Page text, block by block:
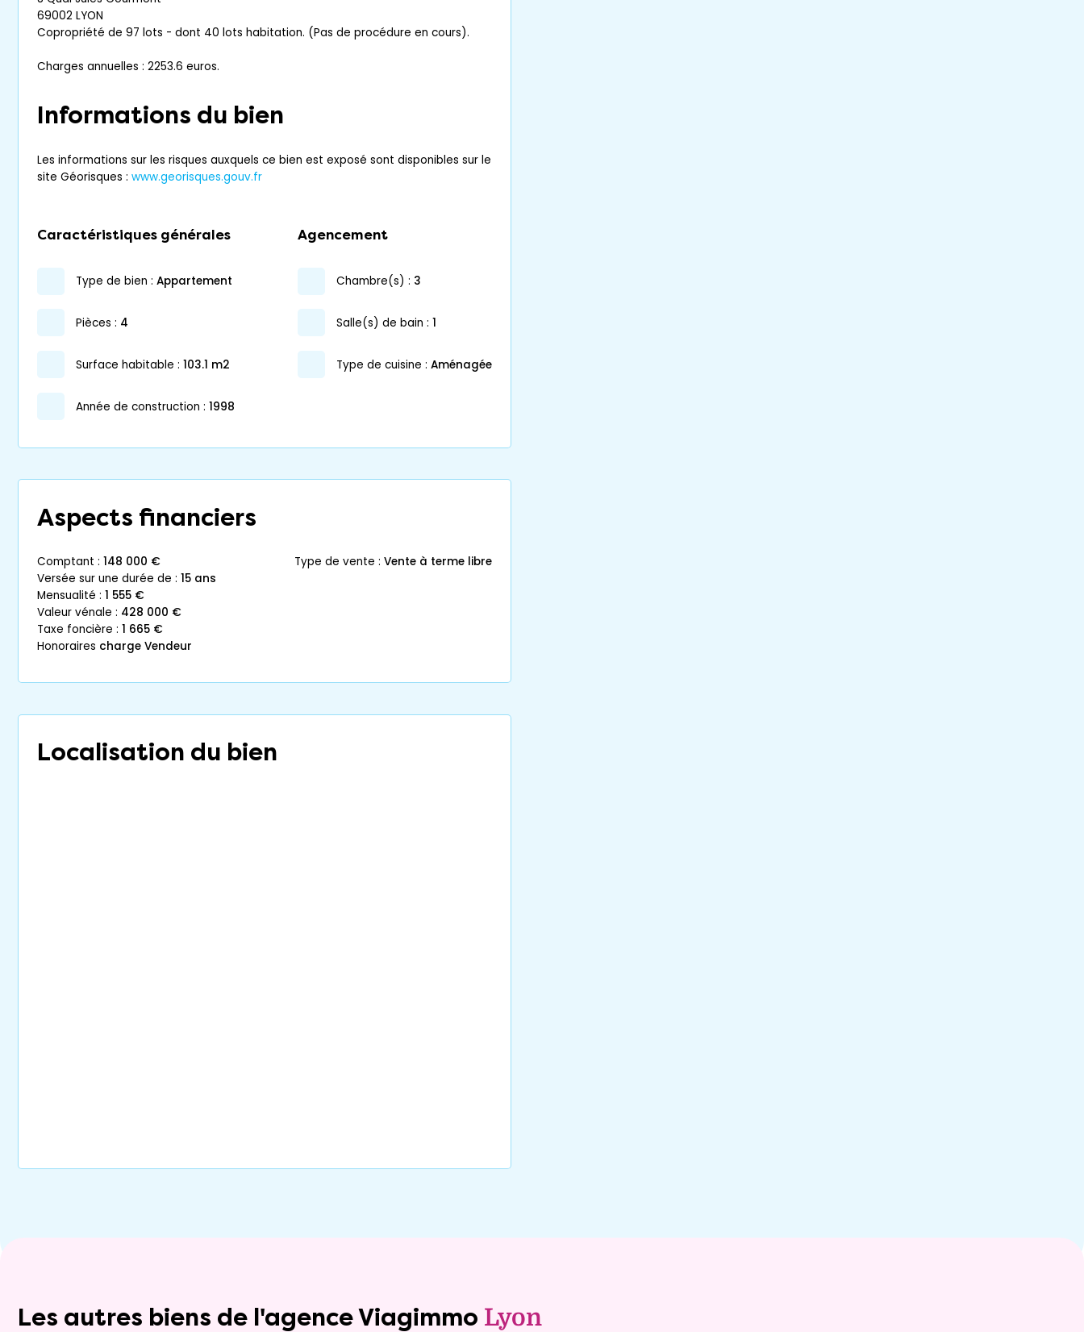
69002 LYON
Copropriété de 97 lots - dont 40 lots habitation. (Pas de procédure en cours).
Charges annuelles : 2253.6 euros.
Informations du bien
Les informations sur les risques auxquels ce bien est exposé sont disponibles sur le
site Géorisques : www.georisques.gouv.fr
Caractéristiques générales
type de bien : appartement
pièces : 4
surface habitable : 103.1 m2
année de construction : 1998
Agencement
chambre(s) : 3
salle(s) de bain : 1
Type de cuisine : Aménagée
Aspects financiers
comptant : 148 000 €
versée sur une durée de : 15 ans
mensualité : 1 555 €
valeur vénale : 428 000 €
taxe foncière : 1 665 €
honoraires charge Vendeur
type de vente : Vente à terme libre
Localisation du bien
Les autres biens de l'agence Viagimmo Lyon